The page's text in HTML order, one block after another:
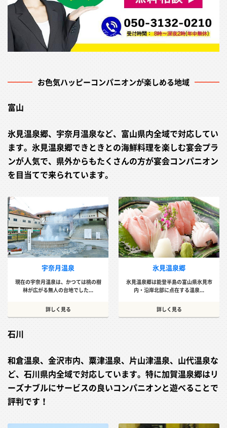
お色気ハッピーコンパニオンが楽しめる地域
富山
氷見温泉郷、宇奈月温泉など、富山県内全域で対応してい
ます。氷見温泉郷できときとの海鮮料理を楽しむ宴会プラ
ンが人気で、県外からもたくさんの方が宴会コンパニオン
を目当てで来られています。
宇奈月温泉
現在の宇奈月温泉は、かつては桃の樹
林が広がる無人の台地でした...
詳しく見る
氷見温泉郷
氷見温泉郷は能登半島の富山県氷見市
内・沿岸北部に点在する温泉...
詳しく見る
石川
和倉温泉、金沢市内、粟津温泉、片山津温泉、山代温泉な
ど、石川県内全域で対応しています。特に加賀温泉郷はリ
ーズナブルにサービスの良いコンパニオンと遊べることで
評判です！